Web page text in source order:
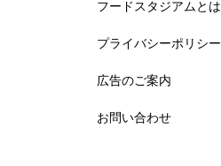
フードスタジアムとは
プライバシーポリシー
広告のご案内
お問い合わせ